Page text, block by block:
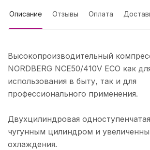
Описание Отзывы Оплата
Высокопроизводительный
NORDBERG NCE50/410V ECO как
использования в быту, так и для
профессионального применения.
Двухцилиндровая
чугунным цилиндром и
охлаждения.